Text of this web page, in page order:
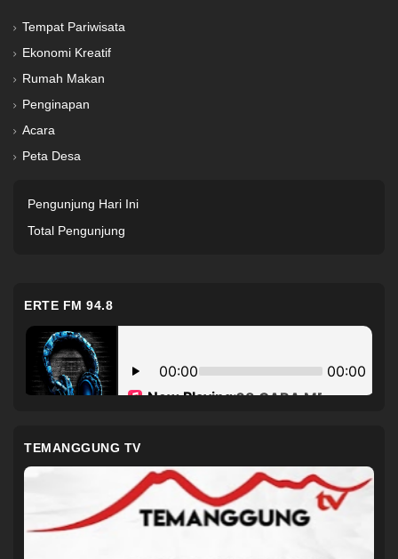
Tempat Pariwisata
Ekonomi Kreatif
Rumah Makan
Penginapan
Acara
Peta Desa
Pengunjung Hari Ini
Total Pengunjung
ERTE FM 94.8
TEMANGGUNG TV